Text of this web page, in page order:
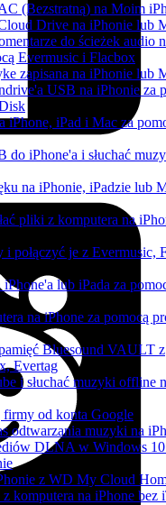
(Bezstratną) na Moim
Drive na iPhonie lub
do ścieżek audio
Evermusic i Flacbox
zapisana na iPhonie lub
USB na iPhonie za
iPhone, iPad i Mac za
do iPhone'a i słuchać
na iPhonie, iPadzie lub
pliki z komputera na
i połączyć je z Evermusic,
lub iPada za
na iPhone za pomocą
Bluesound VAULT z
Evertag
i słuchać muzyki offline
firmy od konta Google
odtwarzania muzyki na
DLNA w Windows
z WD My Cloud
komputera na iPhone bez